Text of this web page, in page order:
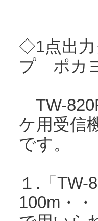
◇1点出力
プ ポカ
TW-
ケ用受信
です。
１.「TW-
100m・